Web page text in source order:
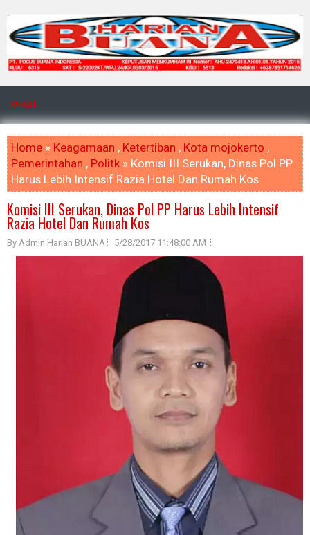
MENU
Home » Keagamaan , Ketertiban , Kota mojokerto ,
Pemerintahan , Politk » Komisi III Serukan, Dinas Pol PP
Harus Lebih Intensif Razia Hotel Dan Rumah Kos
Komisi III Serukan, Dinas Pol PP Harus Lebih Intensif
Razia Hotel Dan Rumah Kos
By Admin Harian BUANA 5/28/2017 11:48:00 AM